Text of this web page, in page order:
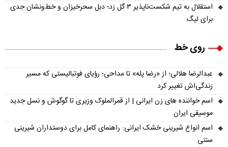
استقلال به تیم شکست‌ناپذیر ۳ گل زد؛ دبل سحرخیزان و خط‌ونشان جدی
برای لیگ
روی خط
عبدالرضا هلالی؛ از «رضا پله» تا مداحی؛ رؤیای فوتبالیستی که مسیر
زندگی‌اش تغییر کرد
اسم خواننده های زن ایرانی | از قمرالملوک وزیری تا گوگوش و نسل جدید
موسیقی ایران
اسم انواع شیرینی خشک ایرانی: راهنمای کامل برای دوستداران شیرینی
سنتی